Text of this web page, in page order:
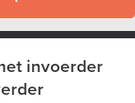
invoerder